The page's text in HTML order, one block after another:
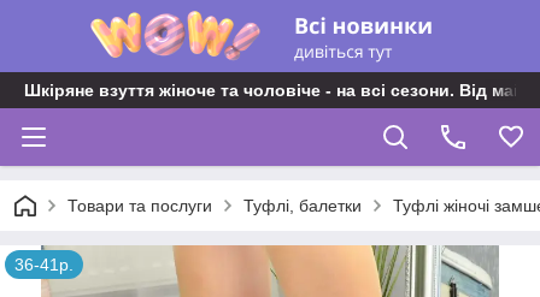
Шкіряне взуття жіноче та чоловіче - на всі сезони. Від
Товари та послуги Туфлі, балетки Туфлі жіночі
36-41р.